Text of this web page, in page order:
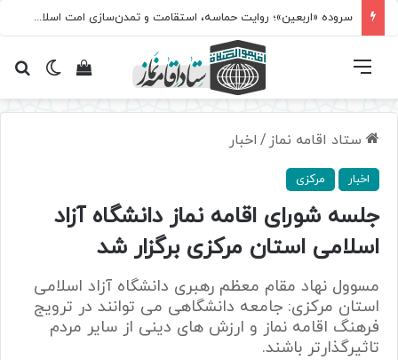
سروده‌ «اربعین»؛ روایت حماسه، استقامت و تمدن‌سازی امت اسلامی
تغییرمشاهده فهرست
ستاد اقامه نماز / اخبار
اخبار مرکزی
جلسه شورای اقامه نماز دانشگاه آزاد
اسلامی استان مرکزی برگزار شد
مسوول نهاد مقام معظم رهبری دانشگاه آزاد اسلامی
استان مرکزی: جامعه دانشگاهی می توانند در ترویج
فرهنگ اقامه نماز و ارزش های دینی از سایر مردم
تاثیرگذارتر باشند.